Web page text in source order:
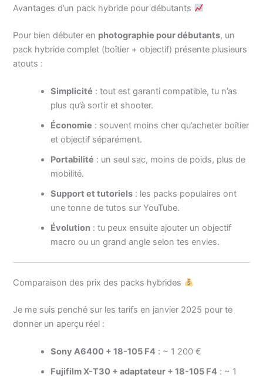
Avantages d’un pack hybride pour débutants
Pour bien débuter en photographie pour débutants, un
pack hybride complet (boîtier + objectif) présente plusieurs
atouts :
Simplicité : tout est garanti compatible, tu n’as
plus qu’à sortir et shooter.
Économie : souvent moins cher qu’acheter boîtier
et objectif séparément.
Portabilité : un seul sac, moins de poids, plus de
mobilité.
Support et tutoriels : les packs populaires ont
une tonne de tutos sur YouTube.
Évolution : tu peux ensuite ajouter un objectif
macro ou un grand angle selon tes envies.
Comparaison des prix des packs hybrides
Je me suis penché sur les tarifs en janvier 2025 pour te
donner un aperçu réel :
Sony A6400 + 18-105 F4 : ~ 1 200 €
Fujifilm X-T30 + adaptateur + 18-105 F4 : ~ 1